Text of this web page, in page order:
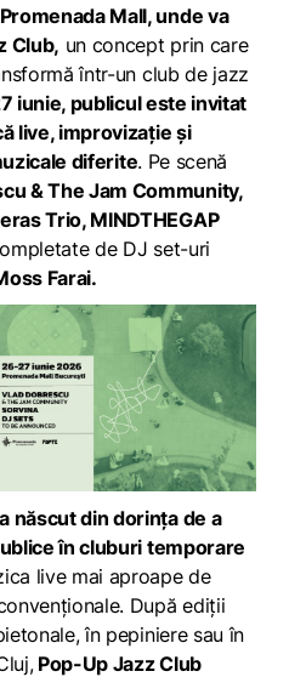
Mall, unde va
Club, un concept prin care
într-un club de jazz
iunie, publicul este invitat
live, improvizație și
diferite. Pe scenă
& The Jam Community,
Trio, MINDTHEGAP
de DJ set-uri
Farai.
născut din dorința de a
în cluburi temporare
live mai aproape de
După ediții
în pepiniere sau în
Pop-Up Jazz Club